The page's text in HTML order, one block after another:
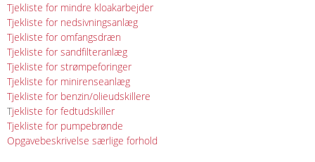
Tjekliste for mindre kloakarbejder
Tjekliste for nedsivningsanlæg
Tjekliste for omfangsdræn
Tjekliste for sandfilteranlæg
Tjekliste for strømpeforinger
Tjekliste for minirenseanlæg
Tjekliste for benzin/olieudskillere
Tjekliste for fedtudskiller
Tjekliste for pumpebrønde
Opgavebeskrivelse særlige forhold